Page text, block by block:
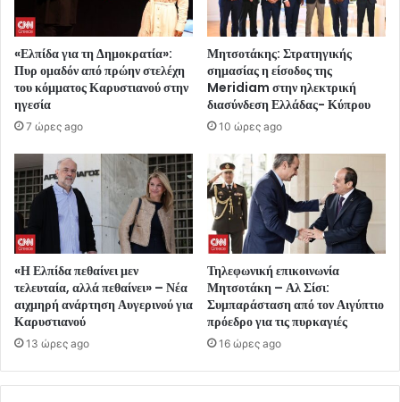
«Ελπίδα για τη Δημοκρατία»:
Πυρ ομαδόν από πρώην στελέχη
του κόμματος Καρυστιανού στην
ηγεσία
7 ώρες ago
Μητσοτάκης: Στρατηγικής
σημασίας η είσοδος της
Meridiam στην ηλεκτρική
διασύνδεση Ελλάδας- Κύπρου
10 ώρες ago
«Η Ελπίδα πεθαίνει μεν
τελευταία, αλλά πεθαίνει» – Νέα
αιχμηρή ανάρτηση Αυγερινού για
Καρυστιανού
13 ώρες ago
Τηλεφωνική επικοινωνία
Μητσοτάκη – Αλ Σίσι:
Συμπαράσταση από τον Αιγύπτιο
πρόεδρο για τις πυρκαγιές
16 ώρες ago